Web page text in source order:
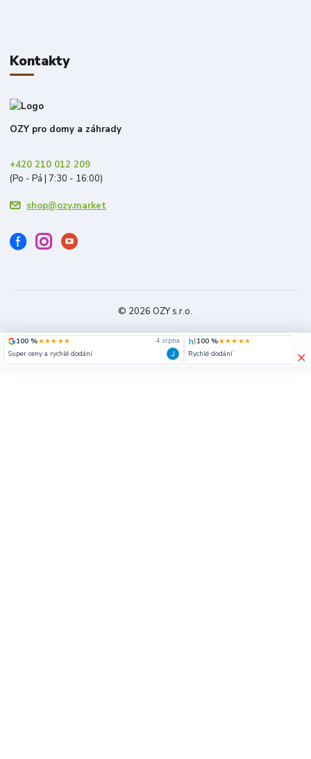
Kontakty
OZY pro domy a záhrady
+420 210 012 209
(Po - Pá | 7:30 - 16:00)
shop@ozy.market
© 2026 OZY s.r.o.
×
100 %★★★★★ 4. srpna
Super ceny a rychlé dodání
100 %★★★★★
Rychlé dodání